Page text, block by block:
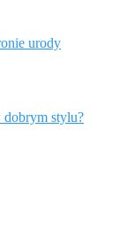
urody
dobrym stylu?